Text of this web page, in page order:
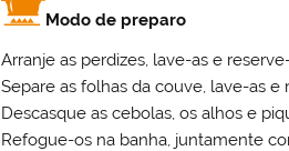
Modo de preparo
Arranje as perdizes, lave-as e
Separe as folhas da couve, lave-as e
Descasque as cebolas, os alhos e
Refogue-os na banha, juntamente